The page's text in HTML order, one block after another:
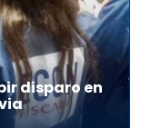
disparo en